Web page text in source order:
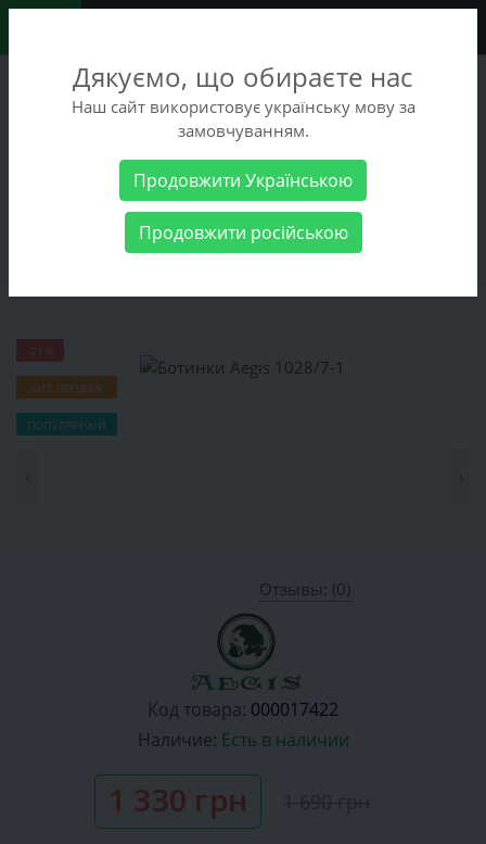
+38 (068) 486-90-09
+38 (093) 486-90-09
Мужские товары Мужская обувь Зимняя обувь
-21%
ХИТ ПРОДАЖ
ПОПУЛЯРНЫЙ
Отзывы: (0)
Код товара: 000017422
Наличие: Есть в наличии
1 330 грн
Дякуємо, що обираєте нас
Наш сайт використовує українську мову за
замовчуванням.
Продовжити Українською
Продовжити російською